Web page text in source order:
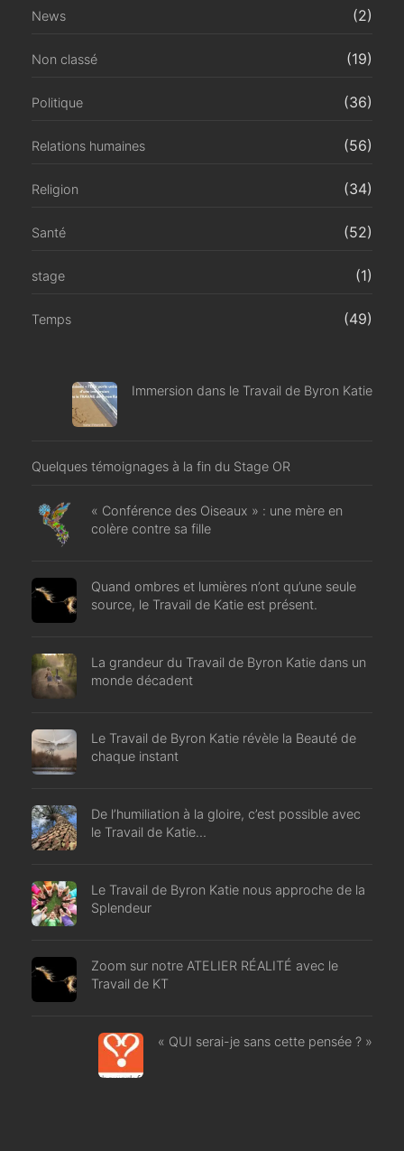
News (2)
Non classé (19)
Politique (36)
Relations humaines (56)
Religion (34)
Santé (52)
stage (1)
Temps (49)
Immersion dans le Travail de Byron Katie
Quelques témoignages à la fin du Stage OR
« Conférence des Oiseaux » : une mère en
colère contre sa fille
Quand ombres et lumières n’ont qu’une seule
source, le Travail de Katie est présent.
La grandeur du Travail de Byron Katie dans un
monde décadent
Le Travail de Byron Katie révèle la Beauté de
chaque instant
De l’humiliation à la gloire, c’est possible avec
le Travail de Katie…
Le Travail de Byron Katie nous approche de la
Splendeur
Zoom sur notre ATELIER RÉALITÉ avec le
Travail de KT
« QUI serai-je sans cette pensée ? »